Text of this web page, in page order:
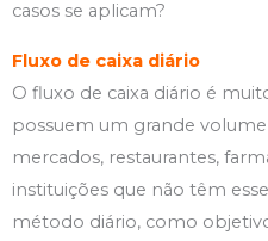
casos se aplicam?
Fluxo de caixa diário
O fluxo de caixa diário é
possuem um grande
mercados, restaurantes,
instituições que não têm
método diário, como